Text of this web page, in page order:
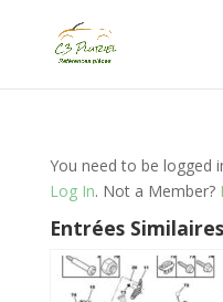
You need to be logged
Log In. Not a Member?
Entrées